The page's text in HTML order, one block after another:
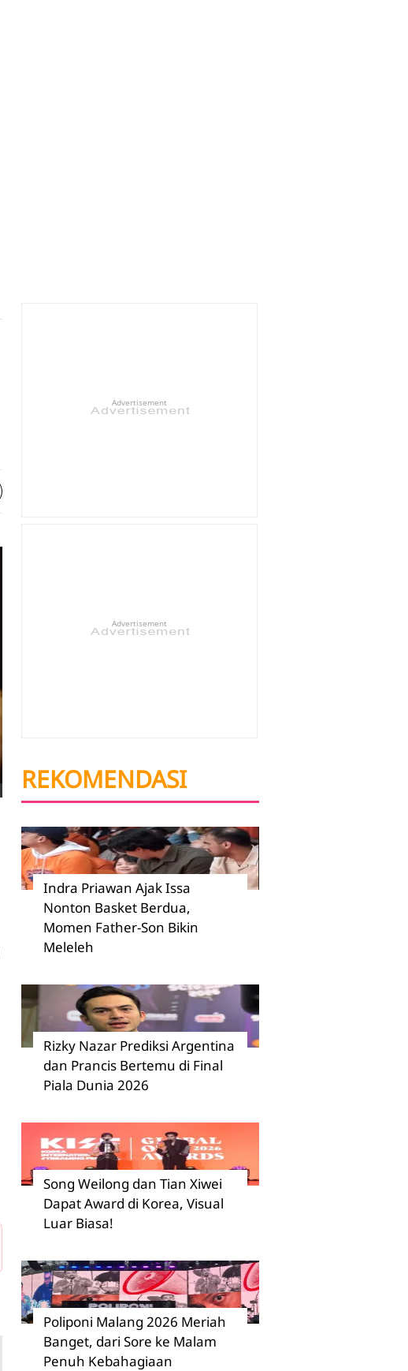
Advertisement
Advertisement
REKOMENDASI
Indra Priawan Ajak Issa
Nonton Basket Berdua,
Momen Father-Son Bikin
Meleleh
Rizky Nazar Prediksi Argentina
dan Prancis Bertemu di Final
Piala Dunia 2026
Song Weilong dan Tian Xiwei
Dapat Award di Korea, Visual
Luar Biasa!
Poliponi Malang 2026 Meriah
Banget, dari Sore ke Malam
Penuh Kebahagiaan